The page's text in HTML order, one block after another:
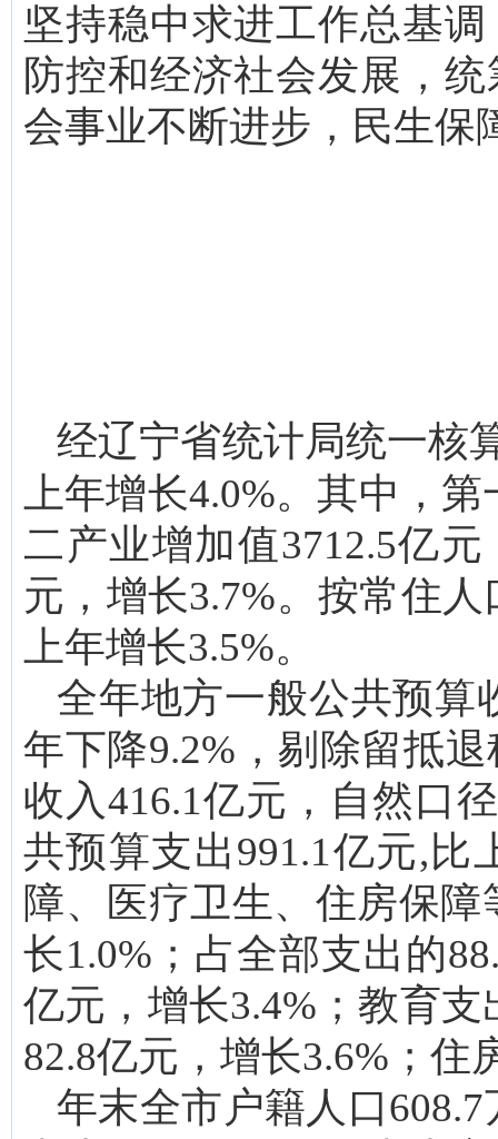
坚持稳中求进工作总基
防控和经济社会发展，
会事业不断进步，民生保
经辽宁省统计局统一核
上年增长4.0%。其中，
二产业增加值3712.5亿
元，增长3.7%。按常住
上年增长3.5%。
全年地方一般公共预算
年下降9.2%，剔除留抵
收入416.1亿元，自然口
共预算支出991.1亿元,比
障、医疗卫生、住房保
长1.0%；占全部支出的
亿元，增长3.4%；教育
82.8亿元，增长3.6%；住
年末全市户籍人口